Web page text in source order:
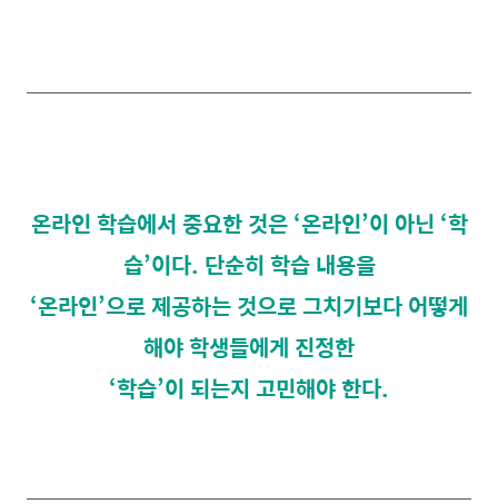
온라인 학습에서 중요한 것은 ‘온라인’이 아닌 ‘학
습’이다. 단순히 학습 내용을
‘온라인’으로제공하는 것으로 그치기보다 어떻게
해야 학생들에게 진정한
‘학습’이 되는지 고민해야 한다.